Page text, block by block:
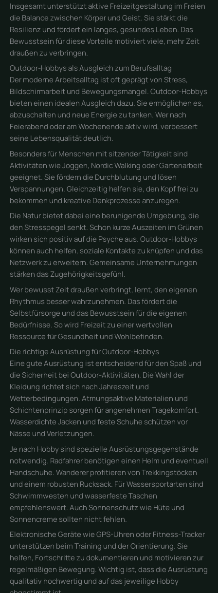
Insgesamt unterstützt aktive Freizeitgestaltung im Freien
die Balance zwischen Körper und Geist. Sie stärkt die
Resilienz und fördert ein langes, gesundes Leben. Das
Bewusstsein für diese Vorteile motiviert viele, mehr Zeit
draußen zu verbringen.
Outdoor-Hobbys als Ausgleich zum Berufsalltag
Der moderne Arbeitsalltag ist oft geprägt von Stress,
Bildschirmarbeit und Bewegungsmangel. Outdoor-Hobbys
bieten einen idealen Ausgleich dazu. Sie ermöglichen es,
abzuschalten und neue Energie zu tanken. Wer nach
Feierabend oder am Wochenende aktiv wird, verbessert
seine Lebensqualität deutlich.
Besonders für Menschen mit sitzender Tätigkeit sind
Aktivitäten wie Joggen, Nordic Walking oder Gartenarbeit
geeignet. Sie fördern die Durchblutung und lösen
Verspannungen. Gleichzeitig helfen sie, den Kopf frei zu
bekommen und kreative Denkprozesse anzuregen.
Die Natur bietet dabei eine beruhigende Umgebung, die
den Stresspegel senkt. Schon kurze Auszeiten im Grünen
wirken sich positiv auf die Psyche aus. Outdoor-Hobbys
können auch helfen, soziale Kontakte zu knüpfen und das
Netzwerk zu erweitern. Gemeinsame Unternehmungen
stärken das Zugehörigkeitsgefühl.
Wer bewusst Zeit draußen verbringt, lernt, den eigenen
Rhythmus besser wahrzunehmen. Das fördert die
Selbstfürsorge und das Bewusstsein für die eigenen
Bedürfnisse. So wird Freizeit zu einer wertvollen
Ressource für Gesundheit und Wohlbefinden.
Die richtige Ausrüstung für Outdoor-Hobbys
Eine gute Ausrüstung ist entscheidend für den Spaß und
die Sicherheit bei Outdoor-Aktivitäten. Die Wahl der
Kleidung richtet sich nach Jahreszeit und
Wetterbedingungen. Atmungsaktive Materialien und
Schichtenprinzip sorgen für angenehmen Tragekomfort.
Wasserdichte Jacken und feste Schuhe schützen vor
Nässe und Verletzungen.
Je nach Hobby sind spezielle Ausrüstungsgegenstände
notwendig. Radfahrer benötigen einen Helm und eventuell
Handschuhe. Wanderer profitieren von Trekkingstöcken
und einem robusten Rucksack. Für Wassersportarten sind
Schwimmwesten und wasserfeste Taschen
empfehlenswert. Auch Sonnenschutz wie Hüte und
Sonnencreme sollten nicht fehlen.
Elektronische Geräte wie GPS-Uhren oder Fitness-Tracker
unterstützen beim Training und der Orientierung. Sie
helfen, Fortschritte zu dokumentieren und motivieren zur
regelmäßigen Bewegung. Wichtig ist, dass die Ausrüstung
qualitativ hochwertig und auf das jeweilige Hobby